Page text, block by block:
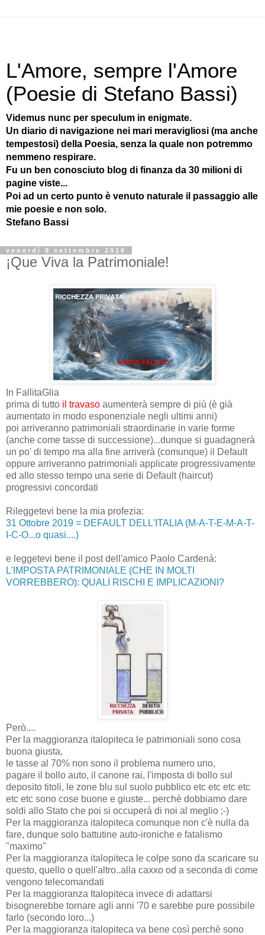
L'Amore, sempre l'Amore
(Poesie di Stefano Bassi)
Videmus nunc per speculum in enigmate.
Un diario di navigazione nei mari meravigliosi (ma anche
tempestosi) della Poesia, senza la quale non potremmo
nemmeno respirare.
Fu un ben conosciuto blog di finanza da 30 milioni di
pagine viste...
Poi ad un certo punto è venuto naturale il passaggio alle
mie poesie e non solo.
Stefano Bassi
venerdì 9 settembre 2016
¡Que Viva la Patrimoniale!
In FallitaGlia
prima di tutto il travaso aumenterà sempre di più (è già
aumentato in modo esponenziale negli ultimi anni)
poi arriveranno patrimoniali straordinarie in varie forme
(anche come tasse di successione)...dunque si guadagnerà
un po' di tempo ma alla fine arriverà (comunque) il Default
oppure arriveranno patrimoniali applicate progressivamente
ed allo stesso tempo una serie di Default (haircut)
progressivi concordati
Rileggetevi bene la mia profezia:
31 Ottobre 2019 = DEFAULT DELL'ITALIA (M-A-T-E-M-A-T-
I-C-O...o quasi....)
e leggetevi bene il post dell'amico Paolo Cardenà:
L'IMPOSTA PATRIMONIALE (CHE IN MOLTI
VORREBBERO): QUALI RISCHI E IMPLICAZIONI?
Però....
Per la maggioranza italopiteca le patrimoniali sono cosa
buona giusta,
le tasse al 70% non sono il problema numero uno,
pagare il bollo auto, il canone rai, l'imposta di bollo sul
deposito titoli, le zone blu sul suolo pubblico etc etc etc etc
etc etc sono cose buone e giuste... perchè dobbiamo dare
soldi allo Stato che poi si occuperà di noi al meglio ;-)
Per la maggioranza italopiteca comunque non c'è nulla da
fare, dunque solo battutine auto-ironiche e fatalismo
"maximo"
Per la maggioranza italopiteca le colpe sono da scaricare su
questo, quello o quell'altro..alla caxxo od a seconda di come
vengono telecomandati
Per la maggioranza Italopiteca invece di adattarsi
bisognerebbe tornare agli anni '70 e sarebbe pure possibile
farlo (secondo loro...)
Per la maggioranza italopiteca va bene così perchè sono